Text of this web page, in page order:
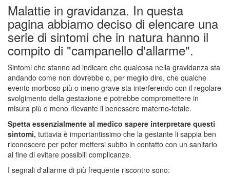
Malattie in gravidanza. In questa
pagina abbiamo deciso di elencare una
serie di sintomi che in natura hanno il
compito di "campanello d'allarme".
Sintomi che stanno ad indicare che qualcosa nella gravidanza sta
andando come non dovrebbe o, per meglio dire, che qualche
evento morboso più o meno grave sta interferendo con il regolare
svolgimento della gestazione e potrebbe compromettere in
misura più o meno rilevante il benessere materno-fetale.
Spetta essenzialmente al medico sapere interpretare questi
sintomi, tuttavia è importantissimo che la gestante li sappia ben
riconoscere per poter mettersi subito in contatto con un sanitario
al fine di evitare possibili complicanze.
I segnali d'allarme di più frequente riscontro sono: